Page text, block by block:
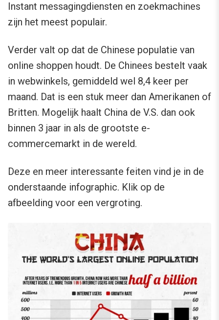
Instant messagingdiensten en zoekmachines
zijn het meest populair.
Verder valt op dat de Chinese populatie van
online shoppen houdt. De Chinees bestelt vaak
in webwinkels, gemiddeld wel 8,4 keer per
maand. Dat is een stuk meer dan Amerikanen of
Britten. Mogelijk haalt China de V.S. dan ook
binnen 3 jaar in als de grootste e-
commercemarkt in de wereld.
Deze en meer interessante feiten vind je in de
onderstaande infographic. Klik op de
afbeelding voor een vergroting.